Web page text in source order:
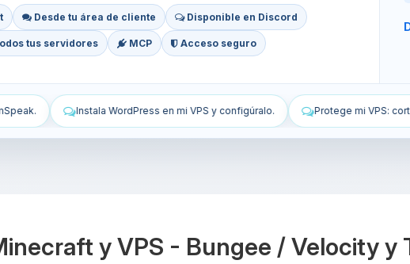
Desde tu área de cliente Disponible en Discord
tus servidores MCP Acceso seguro
VPS y configúralo. Protege mi VPS: cortafuegos, actualizaciones y acceso
y VPS - Bungee / Velocity y